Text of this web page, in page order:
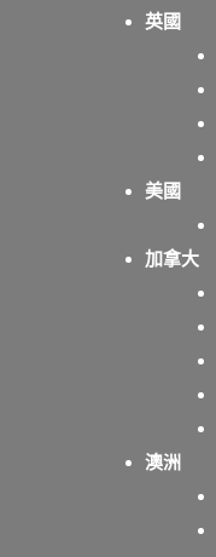
英國
美國
加拿大
澳洲